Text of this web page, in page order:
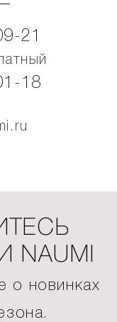
21
18
о новинках